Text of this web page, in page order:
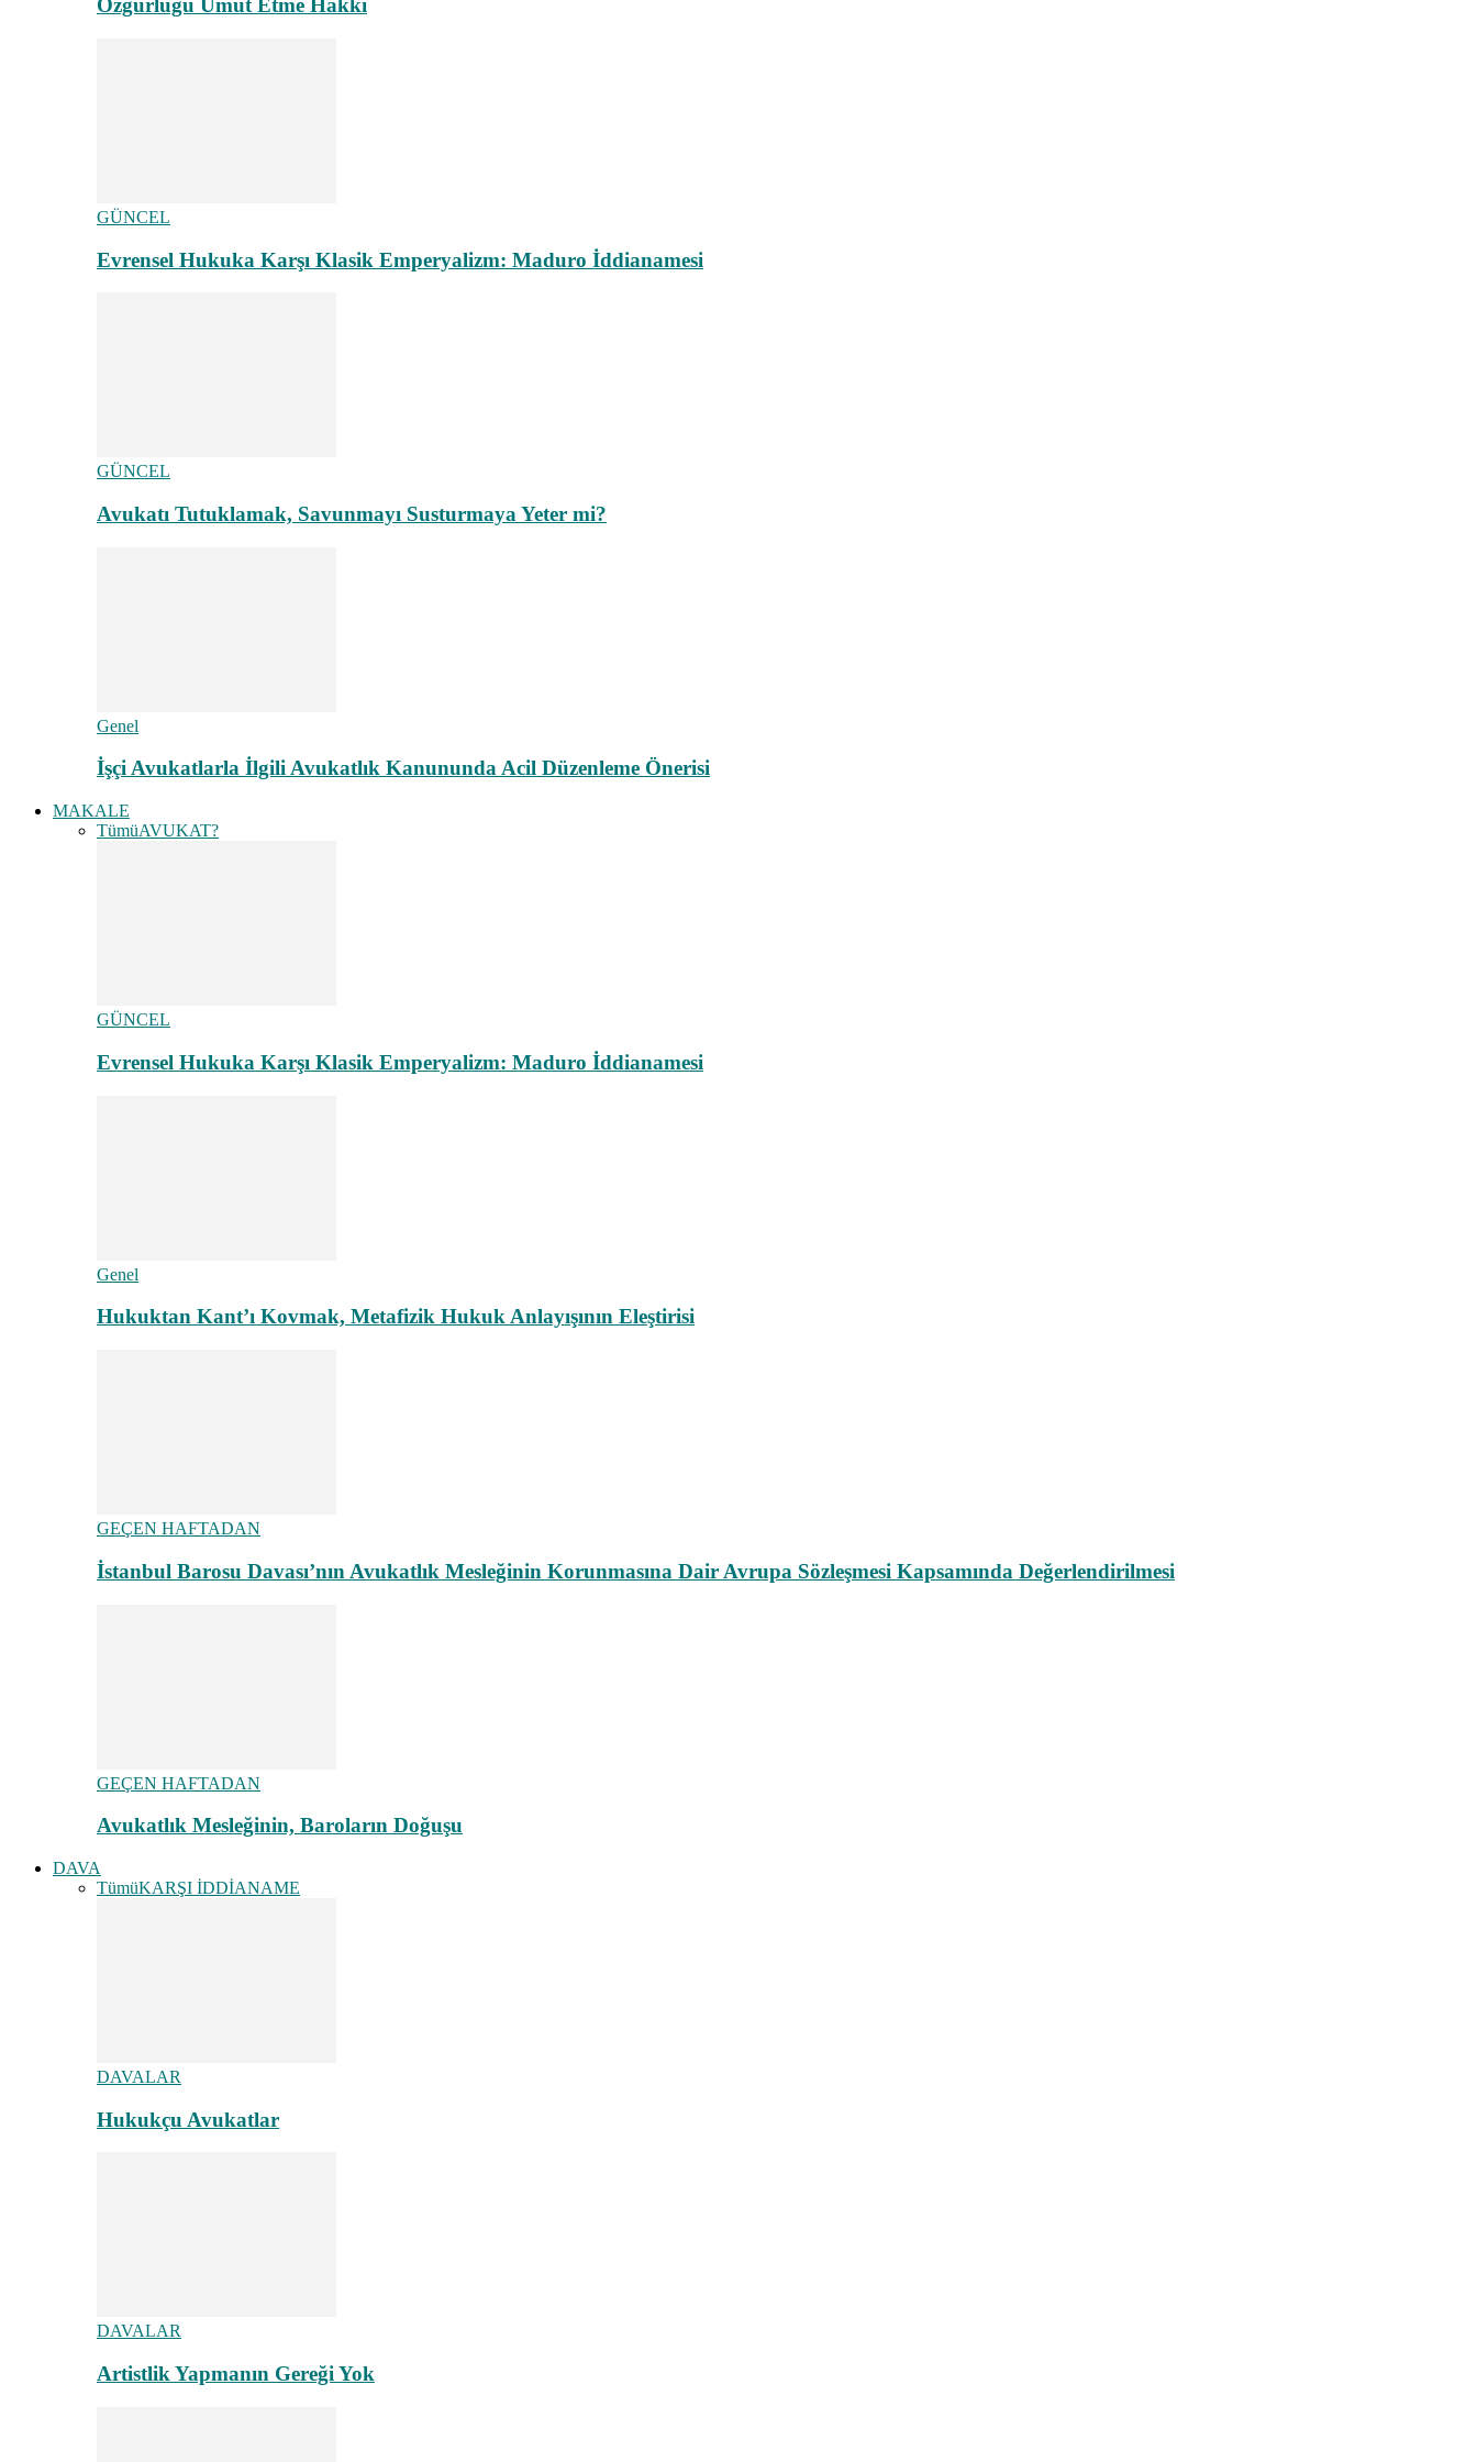
Özgürlüğü Umut Etme Hakkı
GÜNCEL
Evrensel Hukuka Karşı Klasik Emperyalizm: Maduro İddianamesi
GÜNCEL
Avukatı Tutuklamak, Savunmayı Susturmaya Yeter mi?
Genel
İşçi Avukatlarla İlgili Avukatlık Kanununda Acil Düzenleme Önerisi
MAKALE
TümüAVUKAT?
GÜNCEL
Evrensel Hukuka Karşı Klasik Emperyalizm: Maduro İddianamesi
Genel
Hukuktan Kant’ı Kovmak, Metafizik Hukuk Anlayışının Eleştirisi
GEÇEN HAFTADAN
İstanbul Barosu Davası’nın Avukatlık Mesleğinin Korunmasına Dair Avrupa Sözleşmesi Kapsamında Değerlendirilmesi
GEÇEN HAFTADAN
Avukatlık Mesleğinin, Baroların Doğuşu
DAVA
TümüKARŞI İDDİANAME
DAVALAR
Hukukçu Avukatlar
DAVALAR
Artistlik Yapmanın Gereği Yok